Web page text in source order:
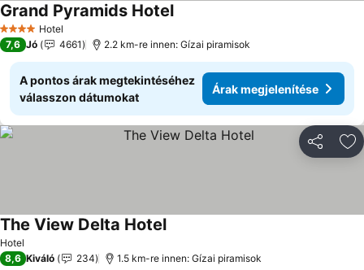
4 KategóriaHotel
Grand Pyramids HotelÁrak megjelenítése
7,6 Jó 4661 2.2 km-re innen: Gízai piramisok
A pontos árak megtekintéséhez
válasszon dátumokat
Árak megjelenítése
Hotel
The View Delta HotelÁrak megjelenítése
8,6 Kiváló 234 1.5 km-re innen: Gízai piramisok